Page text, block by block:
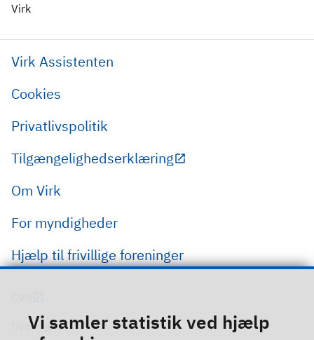
Vi samler statistik ved hjælp
Virk
Virk Assistenten
Cookies
Privatlivspolitik
Tilgængelighedserklæring
Om Virk
For myndigheder
Hjælp til frivillige foreninger
Nye regler